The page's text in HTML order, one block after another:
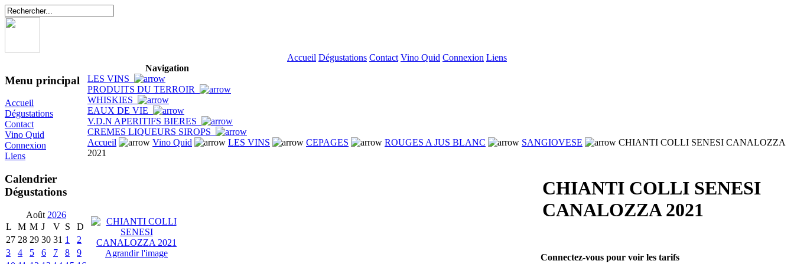
Accueil Dégustations Contact Vino Quid Connexion Liens
Menu principal
Accueil
Dégustations
Contact
Vino Quid
Connexion
Liens
Calendrier
Dégustations
Août 2026
L
M M J V S
D
27 28 29 30 31 1
2
3
4 5 6 7 8
9
Navigation
LES VINS
PRODUITS DU TERROIR
WHISKIES
EAUX DE VIE
V.D.N APERITIFS BIERES
CREMES LIQUEURS SIROPS
Accueil
Vino Quid LES VINS CEPAGES ROUGES A JUS BLANC SANGIOVESE
CHIANTI COLLI SENESI CANALOZZA
2021
Agrandir l'image
CHIANTI COLLI SENESI
CANALOZZA 2021
Connectez-vous pour voir les tarifs